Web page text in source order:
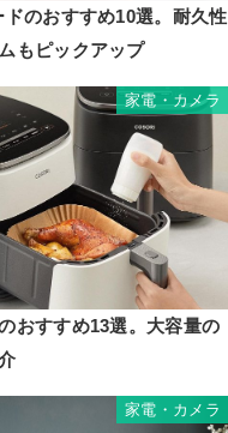
のおすすめ10選。耐久性
もピックアップ
家電・カメラ
おすすめ13選。大容量の
家電・カメラ